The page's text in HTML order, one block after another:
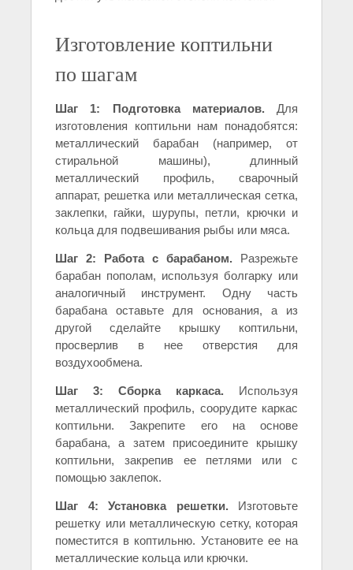
Изготовление коптильни
по шагам
Шаг 1: Подготовка материалов.Для
изготовления коптильни нам понадобятся:
металлический барабан (например, от
стиральной машины), длинный
металлический профиль, сварочный
аппарат, решетка или металлическая сетка,
заклепки, гайки, шурупы, петли, крючки и
кольца для подвешивания рыбы или мяса.
Шаг 2: Работа с барабаном. Разрежьте
барабан пополам, используя болгарку или
аналогичный инструмент. Одну часть
барабана оставьте для основания, а из
другой сделайте крышку коптильни,
просверлив в нее отверстия для
воздухообмена.
Шаг 3: Сборка каркаса. Используя
металлический профиль, соорудите каркас
коптильни. Закрепите его на основе
барабана, а затем присоедините крышку
коптильни, закрепив ее петлями или с
помощью заклепок.
Шаг 4: Установка решетки.Изготовьте
решетку или металлическую сетку, которая
поместится в коптильню. Установите ее на
металлические кольца или крючки.